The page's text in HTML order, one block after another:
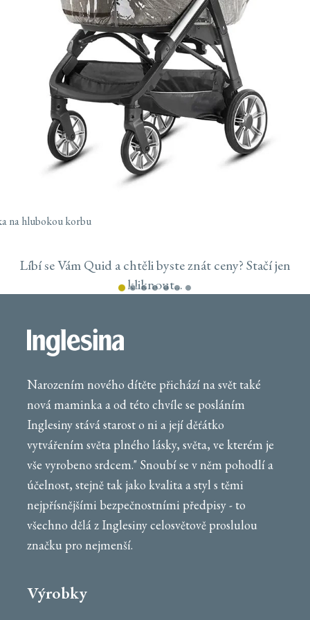
na hlubokou korbu
Líbí se Vám Quid a chtěli byste znát ceny? Stačí jen
kliknout...
Narozením nového dítěte přichází na svět také
nová maminka a od této chvíle se posláním
Inglesiny stává starost o ni a její děťátko
vytvářením světa plného lásky, světa, ve kterém je
vše vyrobeno srdcem." Snoubí se v něm pohodlí a
účelnost, stejně tak jako kvalita a styl s těmi
nejpřísnějšími bezpečnostními předpisy - to
všechno dělá z Inglesiny celosvětově proslulou
značku pro nejmenší.
Výrobky